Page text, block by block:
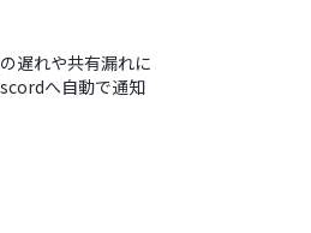
遅れや共有漏れに
へ自動で通知